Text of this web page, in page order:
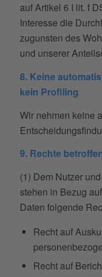
auf Artikel 6 I lit. f
Interesse die
zugunsten des
und unserer
8. Keine
kein Profiling
Wir nehmen keine
9. Rechte
(1) Dem Nutzer
stehen in Bezug
Daten folgende
Recht auf
Recht auf